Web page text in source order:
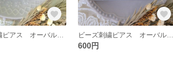
ビーズ刺繍ピアス オーバル✢グリーン ビーズ刺繍ピアス オーバル✢ピンク
600円